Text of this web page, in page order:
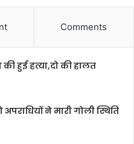
Comments
हुई हत्या,दो की हालत
ने मारी गोली स्थिति